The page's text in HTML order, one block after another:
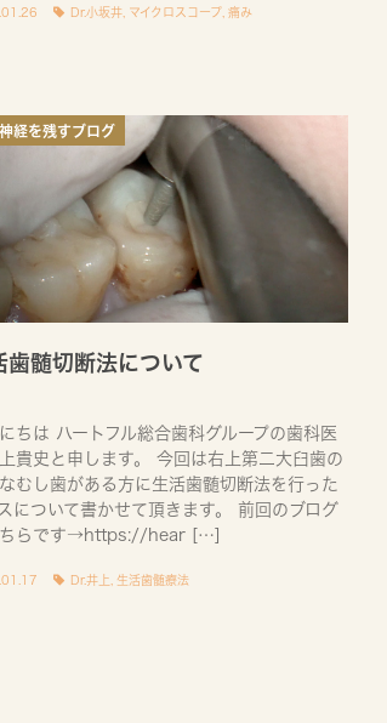
Dr.小坂井 マイクロスコープ 痛み
神経を残すブログ
歯髄切断法について
ちは ハートフル総合歯科グループの歯科医
貴史と申します。 今回は右上第二大臼歯の
むし歯がある方に生活歯髄切断法を行った
について書かせて頂きます。 前回のブログ
ちらです→https://hear […]
Dr.井上 生活歯髄療法